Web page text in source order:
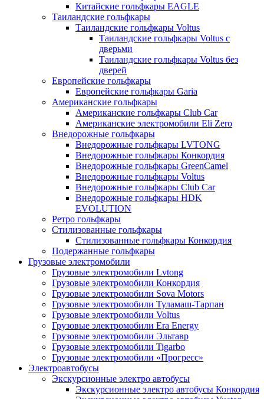
Китайские гольфкары EAGLE
Таиландские гольфкары
Таиландские гольфкары Voltus
Таиландские гольфкары Voltus с
дверьми
Таиландские гольфкары Voltus без
дверей
Европейские гольфкары
Европейские гольфкары Garia
Американские гольфкары
Американские гольфкары Club Car
Американские электромобили Eli Zero
Внедорожные гольфкары
Внедорожные гольфкары LVTONG
Внедорожные гольфкары Конкордия
Внедорожные гольфкары GreenCamel
Внедорожные гольфкары Voltus
Внедорожные гольфкары Club Car
Внедорожные гольфкары HDK
EVOLUTION
Ретро гольфкары
Стилизованные гольфкары
Стилизованные гольфкары Конкордия
Подержанные гольфкары
Грузовые электромобили
Грузовые электромобили Lvtong
Грузовые электромобили Конкордия
Грузовые электромобили Sova Motors
Грузовые электромобили Туламаш-Тарпан
Грузовые электромобили Voltus
Грузовые электромобили Era Energy
Грузовые электромобили Эльтавр
Грузовые электромобили Tigarbo
Грузовые электромобили «Прогресс»
Электроавтобусы
Экскурсионные электро автобусы
Экскурсионные электро автобусы Конкордия